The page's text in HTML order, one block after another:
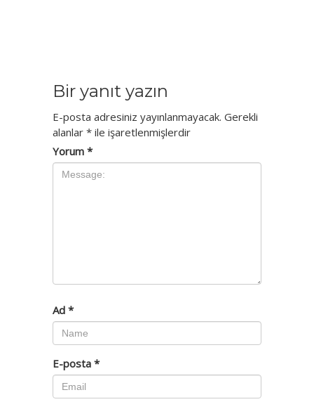
Bir yanıt yazın
E-posta adresiniz yayınlanmayacak. Gerekli
alanlar * ile işaretlenmişlerdir
Yorum *
Ad *
E-posta *